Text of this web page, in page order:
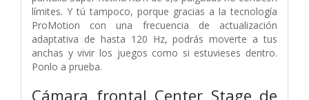
límites. Y tú tampoco, porque gracias a la tecnología
ProMotion con una frecuencia de actualización
adaptativa de hasta 120 Hz, podrás moverte a tus
anchas y vivir los juegos como si estuvieses dentro.
Ponlo a prueba.
Cámara frontal Center Stage de